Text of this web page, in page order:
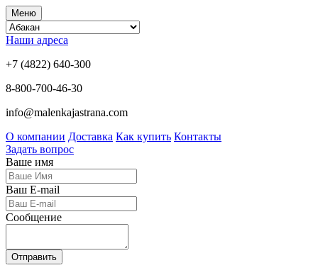
Меню
Наши адреса
+7 (4822) 640-300
8-800-700-46-30
info@malenkajastrana.com
О компании Доставка Как купить Контакты
Задать вопрос
Ваше имя
Ваш E-mail
Сообщение
Отправить